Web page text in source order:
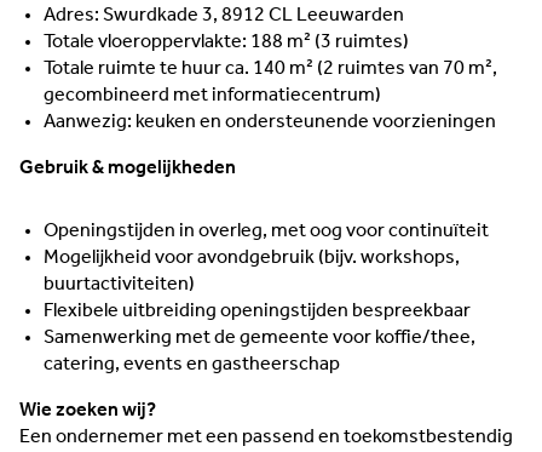
Adres: Swurdkade 3, 8912 CL Leeuwarden
Totale vloeroppervlakte: 188 m² (3 ruimtes)
Totale ruimte te huur ca. 140 m² (2 ruimtes van 70 m²,
gecombineerd met informatiecentrum)
Aanwezig: keuken en ondersteunende voorzieningen
Gebruik & mogelijkheden
Openingstijden in overleg, met oog voor continuïteit
Mogelijkheid voor avondgebruik (bijv. workshops,
buurtactiviteiten)
Flexibele uitbreiding openingstijden bespreekbaar
Samenwerking met de gemeente voor koffie/thee,
catering, events en gastheerschap
Wie zoeken wij?
Een ondernemer met een passend en toekomstbestendig